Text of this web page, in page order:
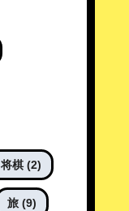
将棋(2)
旅(9)